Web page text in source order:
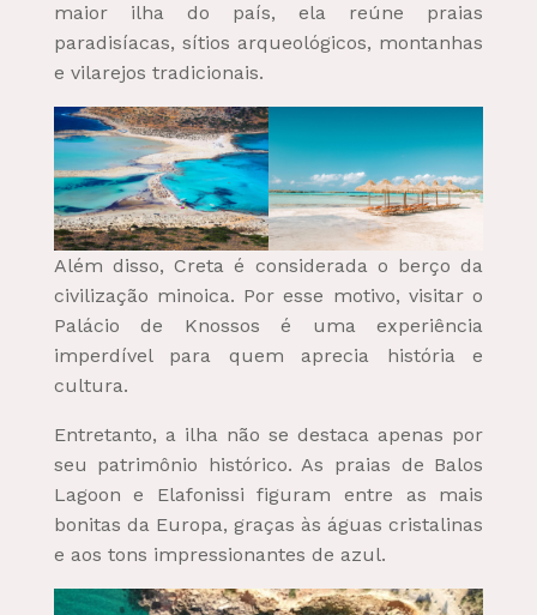
maior ilha do país, ela reúne praias
paradisíacas, sítios arqueológicos, montanhas
e vilarejos tradicionais.
Além disso, Creta é considerada o berço da
civilização minoica. Por esse motivo, visitar o
Palácio de Knossos é uma experiência
imperdível para quem aprecia história e
cultura.
Entretanto, a ilha não se destaca apenas por
seu patrimônio histórico. As praias de Balos
Lagoon e Elafonissi figuram entre as mais
bonitas da Europa, graças às águas cristalinas
e aos tons impressionantes de azul.